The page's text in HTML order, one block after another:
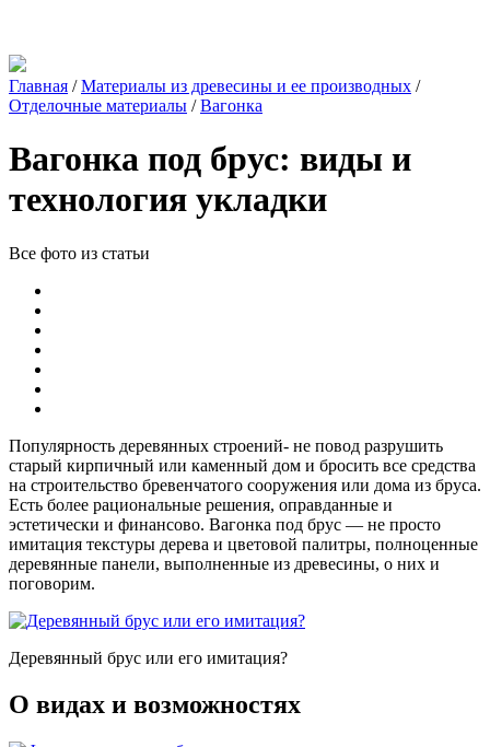
Главная /Материалы из древесины и ее производных /
Отделочные материалы /Вагонка
Вагонка под брус: виды и
технология укладки
Все фото из статьи
Популярность деревянных строений- не повод разрушить
старый кирпичный или каменный дом и бросить все средства
на строительство бревенчатого сооружения или дома из бруса.
Есть более рациональные решения, оправданные и
эстетически и финансово. Вагонка под брус — не просто
имитация текстуры дерева и цветовой палитры, полноценные
деревянные панели, выполненные из древесины, о них и
поговорим.
Деревянный брус или его имитация?
О видах и возможностях